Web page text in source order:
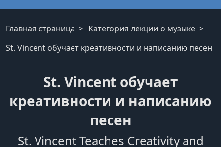
Главная страница
Категория лекции о музыке
St. Vincent обучает креативности и написанию песен
St. Vincent обучает
креативности и написанию
песен
St. Vincent Teaches Creativity and